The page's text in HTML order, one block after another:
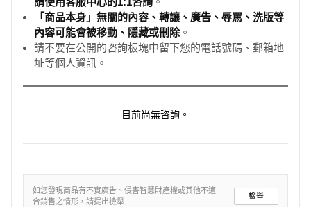
的東西之後,能不能承擔後果呢?這是最適合孩子閱讀及學習的
「生命演練之書」,既好看又可從中啟發孩子思索。──李儀婷 薩
提爾教養‧親子溝通專家
透過閱讀,能深化寫作,閱讀《神奇柑仔店》系列,再加上導讀與討
論,絕對能夠培養孩子擁有創意的獨特觀點的素養能力。──賴玉
廣嶋玲子
「商品本身」無關的內容、轉讓、廣告、辱罵、洗版等
內容可能會被移動、隱藏或刪除。
請不要在公開的咨詢板塊中留下您的電話號碼、郵箱地
址等個人資訊。
目前尚無咨詢。
如您發現商品有不實廣告、侵害智慧財產權或其他不適
合銷售之情形，請提出檢舉
檢舉